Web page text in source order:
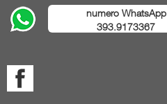
numero WhatsApp
393.9173367